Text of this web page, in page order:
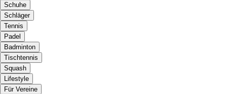
Schuhe
Schläger
Tennis
Padel
Badminton
Tischtennis
Squash
Lifestyle
Für Vereine